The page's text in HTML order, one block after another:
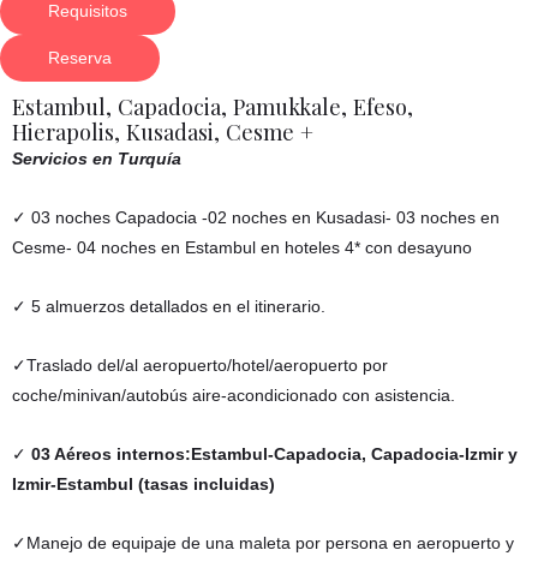
Requisitos
Reserva
Estambul, Capadocia, Pamukkale, Efeso,
Hierapolis, Kusadasi, Cesme +
Servicios en Turquía
✓ 03 noches Capadocia -02 noches en Kusadasi- 03 noches en
Cesme- 04 noches en Estambul en hoteles 4* con desayuno
✓ 5 almuerzos detallados en el itinerario.
✓Traslado del/al aeropuerto/hotel/aeropuerto por
coche/minivan/autobús aire-acondicionado con asistencia.
✓ 03 Aéreos internos:Estambul-Capadocia, Capadocia-Izmir y
Izmir-Estambul (tasas incluidas)
✓Manejo de equipaje de una maleta por persona en aeropuerto y